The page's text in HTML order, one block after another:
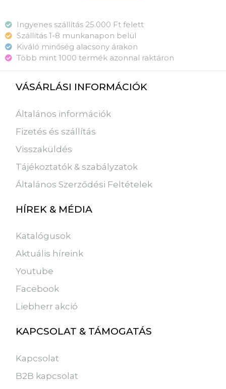
Ingyenes szállítás 25.000 Ft felett
Szállítás 1-8 munkanapon belül
Kiváló minőség alacsony árakon
Több mint 1000 termék azonnal raktáron
VÁSÁRLÁSI INFORMÁCIÓK
Általános információk
Fizetés és szállítás
Visszaküldés
Tájékoztatók & szabályzatok
Általános Szerződési Feltételek
HÍREK & MÉDIA
Katalógusok
Aktuális híreink
Youtube
Facebook
Liebherr akció
KAPCSOLAT & TÁMOGATÁS
Kapcsolat
B2B kapcsolat